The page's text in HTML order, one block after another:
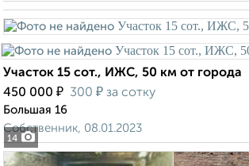
14
Участок 15 сот., ИЖС, 50 км от города
450 000 ₽ 300 ₽ за сотку
Большая 16
Собственник, 08.01.2023